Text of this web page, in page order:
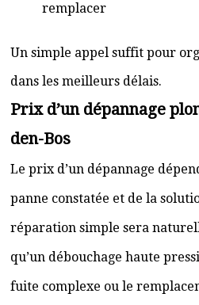
remplacer
Un simple appel suffit pour
dans les meilleurs délais.
Prix d’un dépannage
den-Bos
Le prix d’un dépannage
panne constatée et de la
réparation simple sera
qu’un débouchage haute
fuite complexe ou le